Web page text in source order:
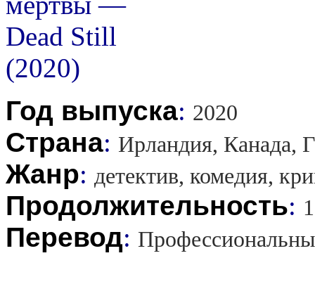
Год выпуска: 2020
Страна: Ирландия, Канада,
Жанр: детектив, комедия,
Продолжительность:
Перевод: